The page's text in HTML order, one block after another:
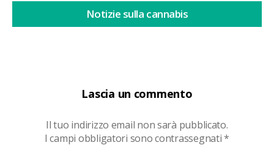
Lascia un commento
Il tuo indirizzo email non sarà pubblicato.
I campi obbligatori sono contrassegnati*
Notizie sulla cannabis